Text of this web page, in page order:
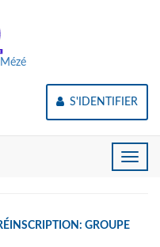
S'IDENTIFIER
Toggle
GROUPE